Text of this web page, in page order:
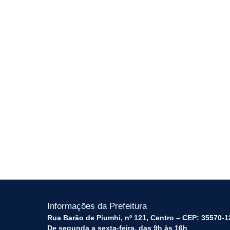
Informações da Prefeitura
Rua Barão de Piumhi, nº 121, Centro – CEP: 35570-
De segunda a sexta-feira, das 9h às 16h